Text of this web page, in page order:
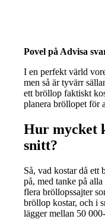
Povel på Advisa
I en perfekt värld
men så är tyvärr
ett bröllop faktiskt
planera bröllopet för
Hur mycket
snitt?
Så, vad kostar då ett
på, med tanke på
flera bröllopssajter
bröllop kostar, och i
lägger mellan 50